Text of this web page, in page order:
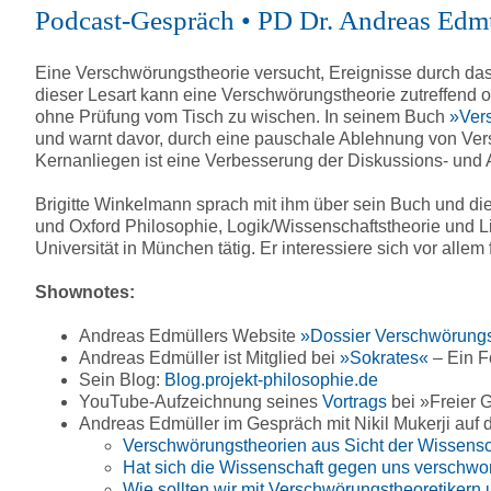
Podcast-Gespräch • PD Dr. Andreas
Eine Verschwörungstheorie versucht, Ereignisse durch
dieser Lesart kann eine Verschwörungstheorie zutreffend
ohne Prüfung vom Tisch zu wischen. In seinem Buch
und warnt davor, durch eine pauschale Ablehnung von
Kernanliegen ist eine Verbesserung der Diskussions- und
Brigitte Winkelmann sprach mit ihm über sein Buch und
und Oxford Philosophie, Logik/Wissenschaftstheorie und
Universität in München tätig. Er interessiere sich vor
Shownotes:
Andreas Edmüllers Website »Dossier
Andreas Edmüller ist Mitglied bei »Sokrates« – Ein
Sein Blog: Blog.projekt-philosophie.de
YouTube-Aufzeichnung seines Vortrags bei »Freier
Andreas Edmüller im Gespräch mit Nikil Mukerji auf
Verschwörungstheorien aus Sicht der
Hat sich die Wissenschaft gegen uns